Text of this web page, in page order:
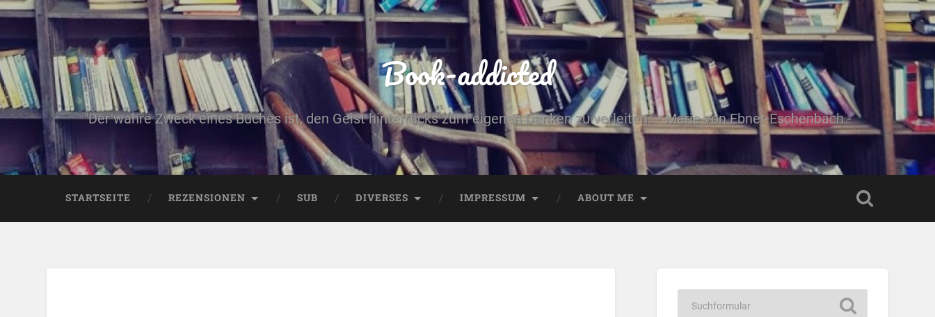
Book-addicted
"Der wahre Zweck eines Buches ist, den Geist hinterrücks zum eigenen Denken zu verleiten." - Marie von Ebner-Eschenbach -
STARTSEITE REZENSIONEN SUB DIVERSES IMPRESSUM ABOUT ME